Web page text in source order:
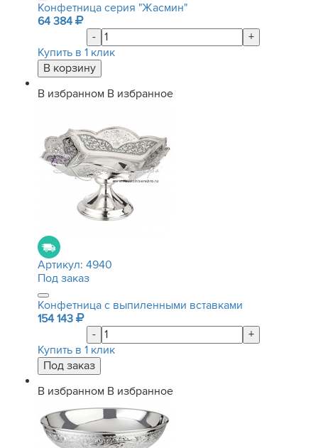
Конфетница серия "Жасмин"
64 384
-
+
Купить в 1 клик
В избранном В избранное
Артикул: 4940
Под заказ
Конфетница с выпиленными вставками
154 143
-
+
Купить в 1 клик
В избранном В избранное